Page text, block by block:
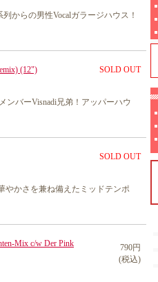
列からの男性Vocalガラージハウス！
(12") SOLD OUT
ンバーVisnadi兄弟！アッパーハウ
SOLD OUT
やかさを兼ね備えたミッドテンポ
Mix c/w Der Pink
790円
(税込)